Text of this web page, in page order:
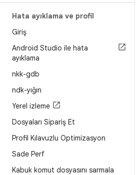
Hata ayıklama ve profil
Giriş
Android Studio ile hata
ayıklama
nkk-gdb
ndk-yığın
Yerel izleme
Dosyaları Sipariş Et
Profil Kılavuzlu Optimizasyon
Sade Perf
Kabuk komut dosyasını sarmala